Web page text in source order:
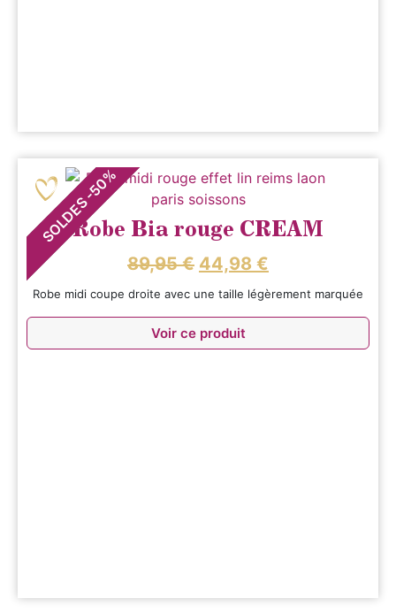
SOLDES
-
50
%
Robe Bia rouge CREAM
89,95€ 44,98 €
Robe midi coupe droite avec une taille légèrement marquée
Voir ce produit